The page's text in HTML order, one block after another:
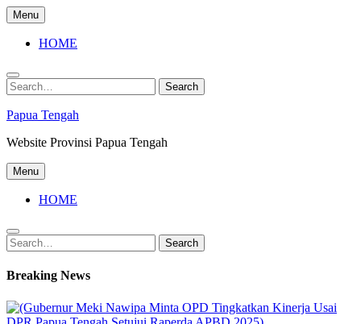
Skip
to
content
Menu
HOME
Search
for:
Search
Papua Tengah
Website Provinsi Papua Tengah
Menu
HOME
Search
for:
Search
Breaking News